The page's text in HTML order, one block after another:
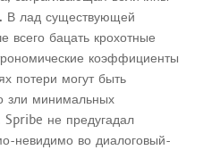
В лад существующей
всего бацать крохотные
коэффициенты
потери могут быть
зли минимальных
Spribe не предугадал
невидимо во диалоговый-